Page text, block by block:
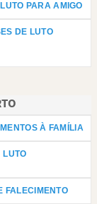
PARA AMIGO
DE LUTO
À FAMÍLIA
LUTO
FALECIMENTO